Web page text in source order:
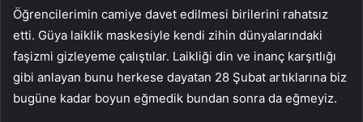
Öğrencilerimin camiye davet edilmesi birilerini rahatsız
etti. Güya laiklik maskesiyle kendi zihin dünyalarındaki
faşizmi gizleyeme çalıştılar. Laikliği din ve inanç karşıtlığı
gibi anlayan bunu herkese dayatan 28 Şubat artıklarına biz
bugüne kadar boyun eğmedik bundan sonra da eğmeyiz.